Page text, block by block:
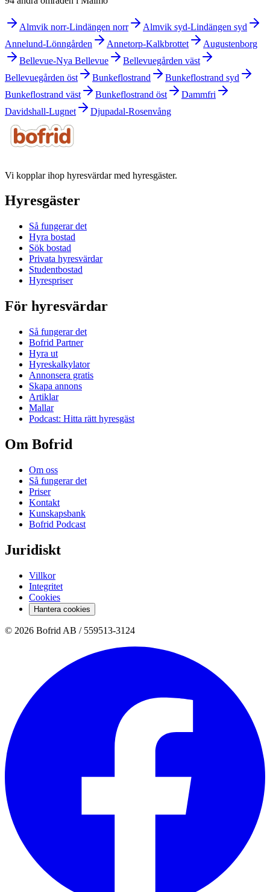
Almvik norr-Lindängen norr
Almvik syd-Lindängen syd
Annelund-Lönngården
Annetorp-Kalkbrottet
Augustenborg
Bellevue-Nya Bellevue
Bellevuegården väst
Bellevuegården öst
Bunkeflostrand
Bunkeflostrand syd
Bunkeflostrand väst
Bunkeflostrand öst
Dammfri
Davidshall-Lugnet
Djupadal-Rosenvång
Vi kopplar ihop hyresvärdar med hyresgäster.
Hyresgäster
Så fungerar det
Hyra bostad
Sök bostad
Privata hyresvärdar
Studentbostad
Hyrespriser
För hyresvärdar
Så fungerar det
Bofrid Partner
Hyra ut
Hyreskalkylator
Annonsera gratis
Skapa annons
Artiklar
Mallar
Podcast: Hitta rätt hyresgäst
Om Bofrid
Om oss
Så fungerar det
Priser
Kontakt
Kunskapsbank
Bofrid Podcast
Juridiskt
Villkor
Integritet
Cookies
Hantera cookies
© 2026 Bofrid AB / 559513-3124